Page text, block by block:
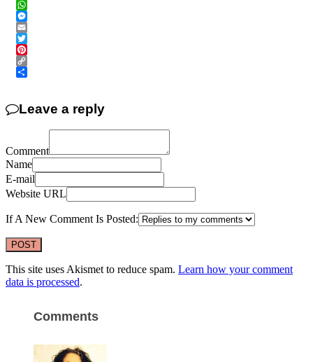
Facebook
WhatsApp
Messenger
Email
Twitter
Pinterest
Copy
Leave a reply
Comment
Name
E-mail
Website URL
If A New Comment Is Posted:
This site uses Akismet to reduce spam. Learn how your comment
data is processed.
Comments